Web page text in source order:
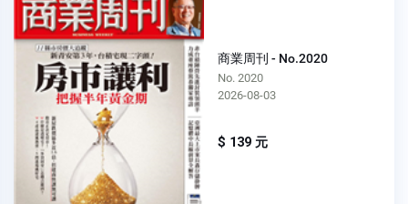
商業周刊 - No.2020
No. 2020
2026-08-03
$ 139 元